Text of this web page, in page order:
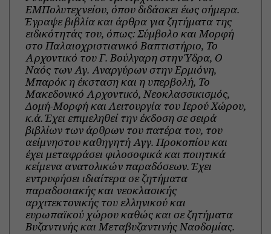
ΕΜΠολυτεχνείου, όπου διδάσκει έως σήμερα.
Έγραψε βιβλία και άρθρα για ζητήματα της
ειδικότητάς του, όπως: Σύμβολο και Μορφή
στο Παλαιοχριστιανικό Βαπτιστήριο, Το
Αρχοντικό του Γ. Βούλγαρη στην Ύδρα, Ο
Ναός των Αγ. Αναργύρων στην Ερμιόνη,
Μπαρόκ η έκσταση και η υπερβολή, Το
Μακεδονικό Αρχοντικό, Νεοκλασσικισμός,
Δομή-Μορφή και Λειτουργία του Ιερού Χώρου,
κ.ά. Έχει επιμεληθεί την έκδοση σε σειρά
βιβλίων των άρθρων του πατέρα του, του
αείμνηστου καθηγητή Αγγ. Προκοπίου και
έχει μεταφράσει φιλοσοφικά και ποιητικά
κείμενα ανατολικών παραδόσεων. Έχει
εντρυφήσει ιδιαίτερα σε ζητήματα
παραδοσιακής και νεοκλασικής
αρχιτεκτονικής του ελληνικού και
ευρωπαϊκού χώρου καθώς και σε ζητήματα
Βυζαντινής και Μεταβυζαντινής Ναοδομίας.